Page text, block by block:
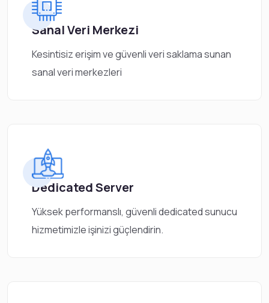
Sanal Veri Merkezi
Kesintisiz erişim ve güvenli veri saklama sunan
sanal veri merkezleri
Dedicated Server
Yüksek performanslı, güvenli dedicated sunucu
hizmetimizle işinizi güçlendirin.